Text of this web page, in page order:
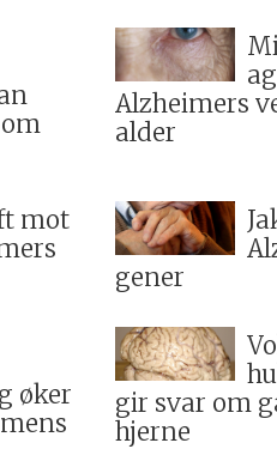
Alzheimers
alder
mot
gener
øker
gir svar om
hjerne